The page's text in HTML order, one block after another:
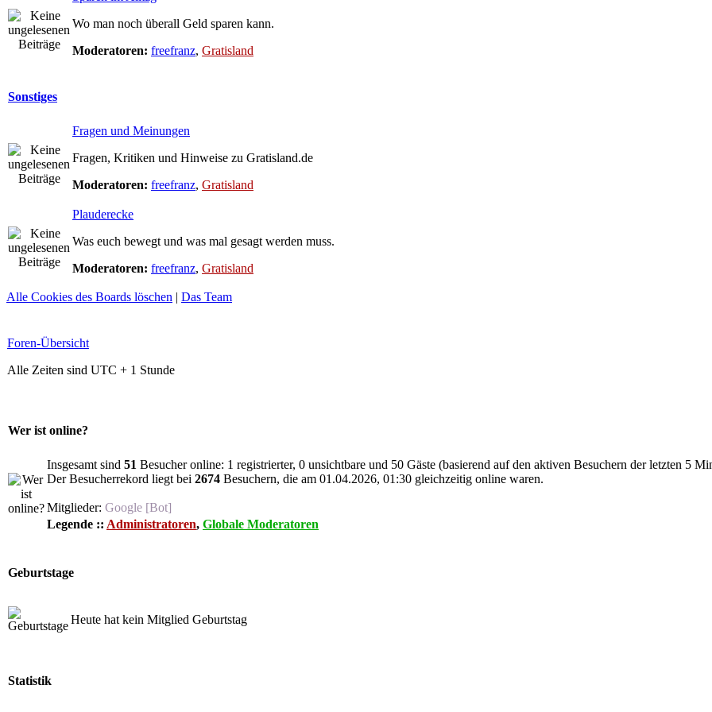
Wo man noch überall Geld sparen kann.
Moderatoren: freefranz, Gratisland
Sonstiges
Fragen und Meinungen
Fragen, Kritiken und Hinweise zu Gratisland.de
Moderatoren: freefranz, Gratisland
Plauderecke
Was euch bewegt und was mal gesagt werden muss.
Moderatoren: freefranz, Gratisland
Alle Cookies des Boards löschen | Das Team
Foren-Übersicht
Alle Zeiten sind UTC + 1 Stunde
Wer ist online?
Insgesamt sind 51 Besucher online: 1 registrierter, 0 unsichtbare und 50 Gäste (basierend auf den aktiven Besuchern der letzten 5
Der Besucherrekord liegt bei 2674 Besuchern, die am 01.04.2026, 01:30 gleichzeitig online waren.
Mitglieder: Google [Bot]
Legende :: Administratoren, Globale Moderatoren
Geburtstage
Heute hat kein Mitglied Geburtstag
Statistik